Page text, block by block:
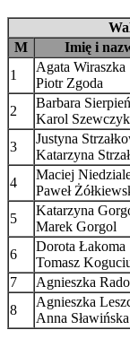
M
Imię i
1
Agata Wiraszka
Piotr Zgoda
2
Barbara Sierpień
Karol Szewczyk
3
Justyna
Katarzyna
4
Maciej
Paweł
5
Katarzyna
Marek Gorgol
6
Dorota Łakoma
Tomasz
7
Agnieszka
8
Agnieszka
Anna Sławińska